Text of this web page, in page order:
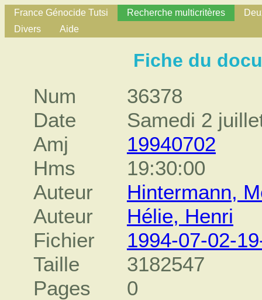
France Génocide Tutsi Recherche multicritères
Divers
Aide
Fiche du
Num
36378
Date
Samedi 2
Amj
19940702
Hms
19:30:00
Auteur
Hintermann,
Auteur
Hélie, Henri
Fichier
1994-07-02-
Taille
3182547
Pages
0